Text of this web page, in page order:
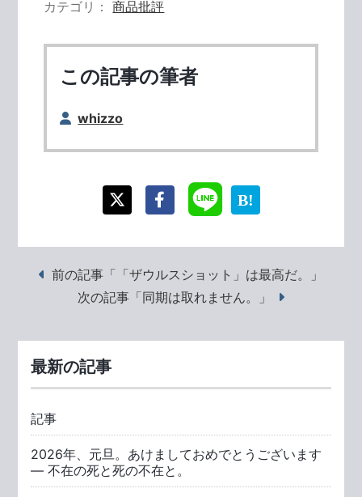
カテゴリ
商品批評
この記事の筆者
whizzo
前の記事「「ザウルスショット」は最高だ。」
次の記事「同期は取れません。」
最新の記事
記事
2026年、元旦。あけましておめでとうございます
― 不在の死と死の不在と。